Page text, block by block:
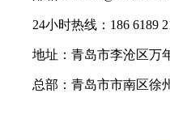
24小时热线：186 6189
地址：青岛市李沧区万年
总部：青岛市市南区徐